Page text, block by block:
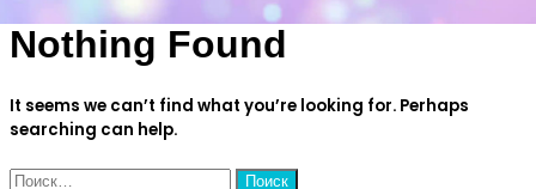
Nothing Found
It seems we can’t find what you’re looking for. Perhaps
searching can help.
Найти: